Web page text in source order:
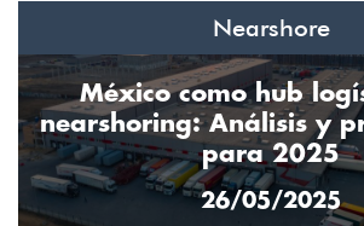
Nearshore
México como hub
nearshoring: Análisis y
para 2025
26/05/2025